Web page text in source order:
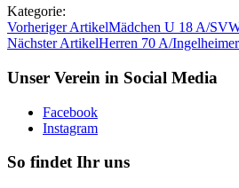
Kategorie:
Vorheriger ArtikelMädchen U 18 A/
Nächster ArtikelHerren 70 A/
Unser Verein in Social Media
Facebook
Instagram
So findet Ihr uns